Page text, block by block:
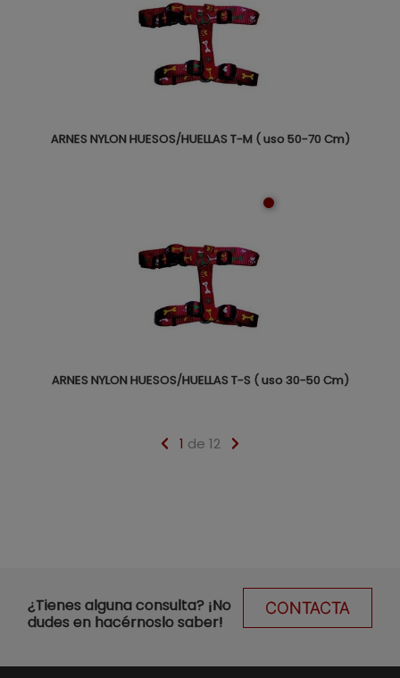
ARNES NYLON HUESOS/HUELLAS T-M ( uso 50-70 Cm)
ARNES NYLON HUESOS/HUELLAS T-S ( uso 30-50 Cm)
1 de 12
CONTACTA
¿Tienes alguna consulta? ¡No
dudes en hacérnoslo saber!